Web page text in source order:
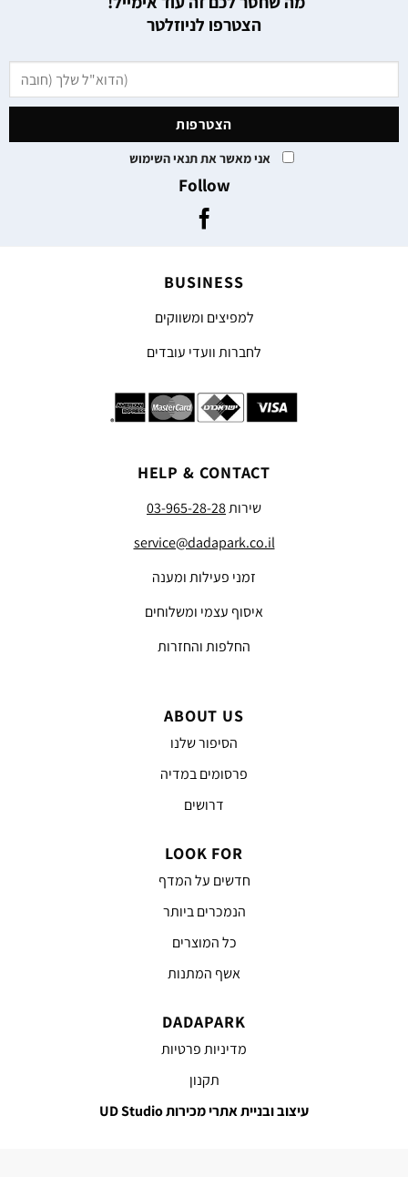
הצטרפו לניוזלטר
אני מאשר את תנאי השימוש
Follow
BUSINESS
למפיצים ומשווקים
לחברות וועדי עובדים
HELP & CONTACT
שירות03-965-28-28
service@dadapark.co.il
זמני פעילות ומענה
איסוף עצמי ומשלוחים
החלפות והחזרות
ABOUT US
הסיפור שלנו
פרסומים במדיה
דרושים
LOOK FOR
חדשים על המדף
הנמכרים ביותר
כל המוצרים
אשף המתנות
DADAPARK
מדיניות פרטיות
תקנון
עיצוב ובניית אתרי מכירות UD Studio